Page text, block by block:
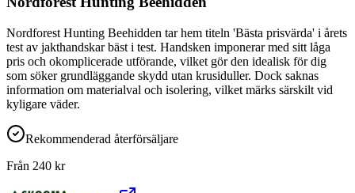
Nordforest Hunting Beehidden tar hem titeln 'Bästa prisvärda' i årets
test av jakthandskar bäst i test. Handsken imponerar med sitt låga
pris och okomplicerade utförande, vilket gör den idealisk för dig
som söker grundläggande skydd utan krusiduller. Dock saknas
information om materialval och isolering, vilket märks särskilt vid
kyligare väder.
Rekommenderad återförsäljare
Från 240 kr